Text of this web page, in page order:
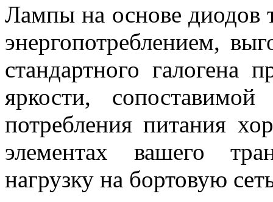
Лампы на основе диодов
энергопотреблением,
стандартного галогена
яркости,
потребления питания
элементах вашего
нагрузку на бортовую